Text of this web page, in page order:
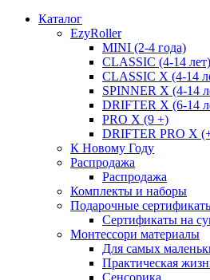
Каталог
EzyRoller
MINI (2-4 года)
CLASSIC (4-14 лет)
CLASSIC X (4-14
SPINNER X (4-14
DRIFTER X (6-14
PRO X (9 +)
DRIFTER PRO X
К Новому Году
Распродажа
Распродажа
Комплекты и наборы
Подарочные
Сертификаты на
Монтессори материалы
Для самых
Практическая